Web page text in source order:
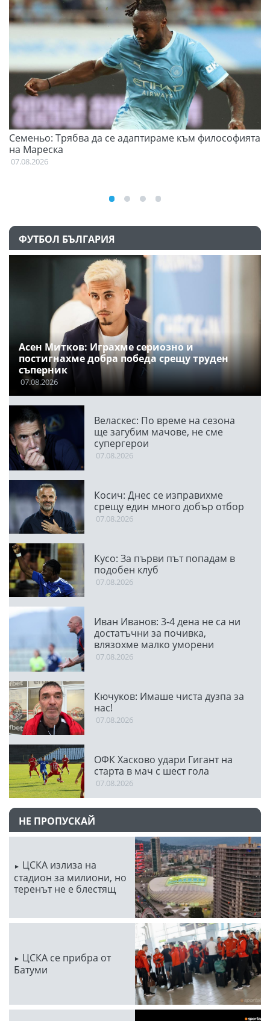
Семеньо: Трябва да се адаптираме към философията
на Мареска
07.08.2026
ФУТБОЛ БЪЛГАРИЯ
Асен Митков: Играхме сериозно и
постигнахме добра победа срещу труден
съперник
07.08.2026
Веласкес: По време на сезона
ще загубим мачове, не сме
супергерои
07.08.2026
Косич: Днес се изправихме
срещу един много добър отбор
07.08.2026
Кусо: За първи път попадам в
подобен клуб
07.08.2026
Иван Иванов: 3-4 дена не са ни
достатъчни за почивка,
влязохме малко уморени
07.08.2026
Кючуков: Имаше чиста дузпа за
нас!
07.08.2026
ОФК Хасково удари Гигант на
старта в мач с шест гола
07.08.2026
НЕ ПРОПУСКАЙ
ЦСКА излиза на
стадион за милиони, но
теренът не е блестящ
ЦСКА се прибра от
Батуми